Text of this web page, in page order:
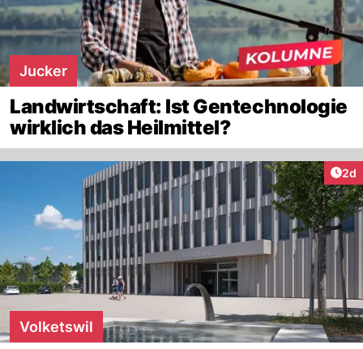
Jucker
Landwirtschaft: Ist Gentechnologie
wirklich das Heilmittel?
2d
Volketswil